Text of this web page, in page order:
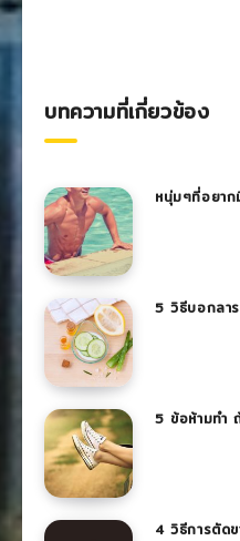
บทความที่เกี่ยวข้อง
หนุ่มๆที่อยา
5 วิธีบอกลา
5 ข้อห้ามทำ
4 วิธีการตัด